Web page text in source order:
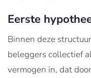
Eerste
Binnen deze
beleggers collectief
vermogen in, dat